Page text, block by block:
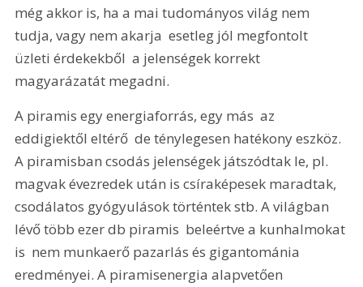
még akkor is, ha a mai tudományos világ nem
tudja, vagy nem akarja  esetleg jól megfontolt
üzleti érdekekből  a jelenségek korrekt
magyarázatát megadni.
A piramis egy energiaforrás, egy más  az
eddigiektől eltérő  de ténylegesen hatékony eszköz.
A piramisban csodás jelenségek játszódtak le, pl.
magvak évezredek után is csíraképesek maradtak,
csodálatos gyógyulások történtek stb. A világban
lévő több ezer db piramis  beleértve a kunhalmokat
is  nem munkaerő pazarlás és gigantománia
eredményei. A piramisenergia alapvetően